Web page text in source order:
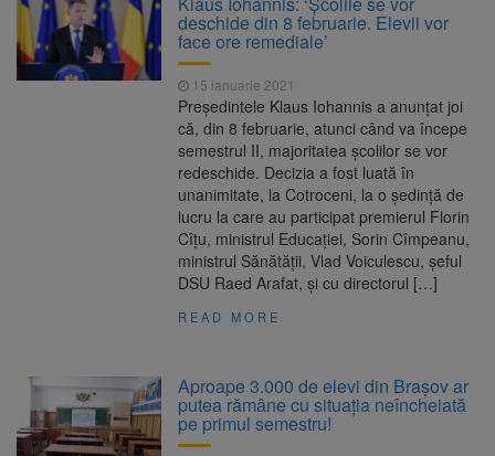
Ormeniș
6 august 2026
AUR a lansat platforma
suspeND.ro pentru urmărirea inițiativei de
suspendare a președintelui Nicușor Dan
Înalta Curte analizează
dosarul lui Călin Georgescu și Horațiu Potra.
Judecătorii decid dacă începe procesul
Strategia națională pentru
biodiversitate 2026-2030, adoptată de Senat.
Proiectul merge la promulgare
deschide din 8 februarie. Elevii vor
face ore remediale’
15 ianuarie 2021
Preşedintele Klaus Iohannis a anunțat joi
că, din 8 februarie, atunci când va începe
semestrul II, majoritatea şcolilor se vor
redeschide. Decizia a fost luată în
unanimitate, la Cotroceni, la o şedinţă de
lucru la care au participat premierul Florin
Cîţu, ministrul Educaţiei, Sorin Cîmpeanu,
ministrul Sănătăţii, Vlad Voiculescu, șeful
DSU Raed Arafat, şi cu directorul […]
READ MORE
Aproape 3.000 de elevi din Brașov ar
putea rămâne cu situația neîncheiată
pe primul semestru!